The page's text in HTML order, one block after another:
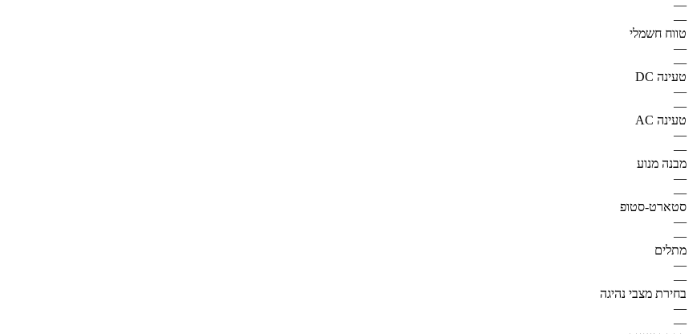
—
—
טווח חשמלי
—
—
טעינה DC
—
—
טעינה AC
—
—
מבנה מנוע
—
—
סטארט-סטופ
—
—
מתלים
—
—
בחירת מצבי נהיגה
—
—